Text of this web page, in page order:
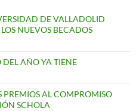
DE VALLADOLID
NUEVOS BECADOS
DEL AÑO YA TIENE
PREMIOS AL COMPROMISO
SCHOLA